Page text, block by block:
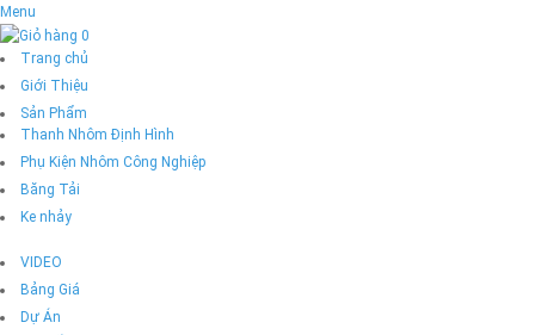
Menu
0
Trang chủ
Giới Thiệu
Sản Phẩm
Thanh Nhôm Định Hình
Phụ Kiện Nhôm Công Nghiệp
Băng Tải
Ke nhảy
VIDEO
Bảng Giá
Dự Án